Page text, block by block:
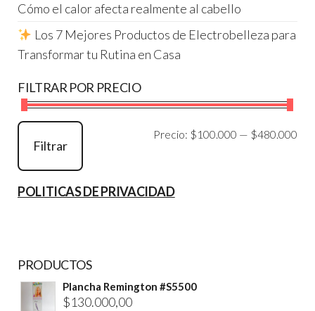
Cómo el calor afecta realmente al cabello
Los 7 Mejores Productos de Electrobelleza para
Transformar tu Rutina en Casa
FILTRAR POR PRECIO
Filtrar
Precio: $100.000 — $480.000
POLITICAS DE PRIVACIDAD
PRODUCTOS
Plancha Remington #S5500
$130.000,00